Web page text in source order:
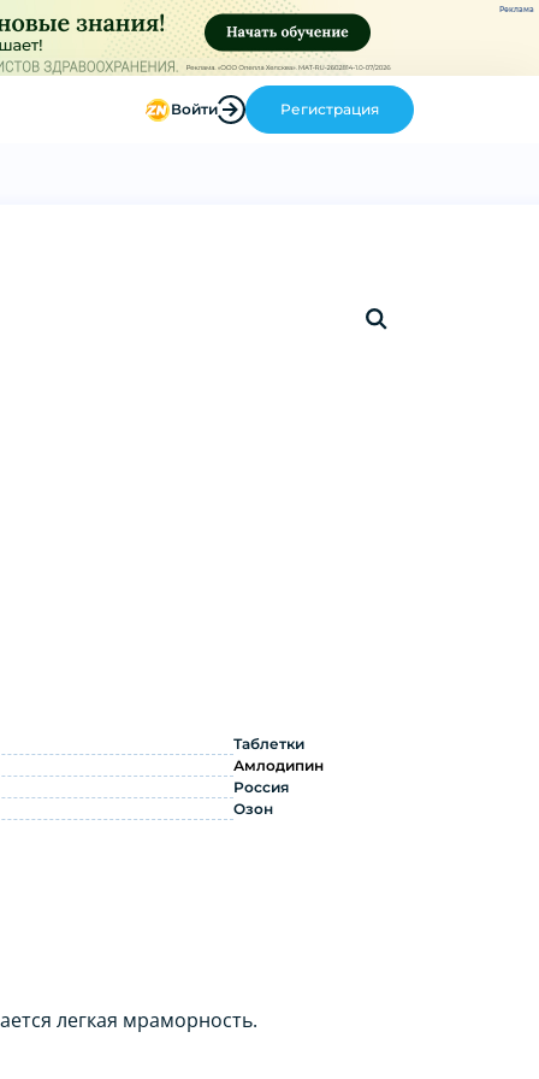
Реклама
Войти Регистрация
Таблетки
Амлодипин
Россия
Озон
легкая мраморность.